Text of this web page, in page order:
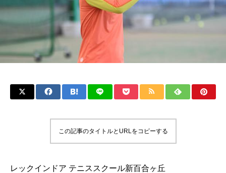
この記事のタイトルとURLをコピーする
レックインドア テニススクール新百合ヶ丘